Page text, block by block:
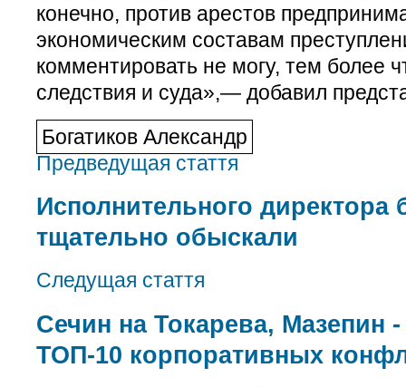
конечно, против арестов
экономическим составам
комментировать не могу, тем более
следствия и суда»,— добавил
Богатиков Александр
Предведущая стаття
Исполнительного директора
тщательно обыскали
Следущая стаття
Сечин на Токарева, Мазепин
ТОП-10 корпоративных